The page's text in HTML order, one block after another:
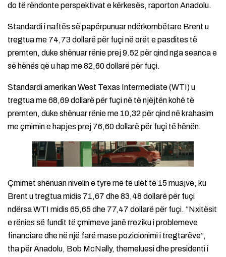
do të rëndonte perspektivat e kërkesës, raporton Anadolu.
Standardi i naftës së papërpunuar ndërkombëtare Brent u
tregtua me 74,73 dollarë për fuçi në orët e pasdites të
premten, duke shënuar rënie prej 9.52 për qind nga seanca e
së hënës që u hap me 82,60 dollarë për fuçi.
Standardi amerikan West Texas Intermediate (WTI) u
tregtua me 68,69 dollarë për fuçi në të njëjtën kohë të
premten, duke shënuar rënie me 10,32 për qind në krahasim
me çmimin e hapjes prej 76,60 dollarë për fuçi të hënën.
Çmimet shënuan nivelin e tyre më të ulët të 15 muajve, ku
Brent u tregtua midis 71,67 dhe 83,48 dollarë për fuçi
ndërsa WTI midis 65,65 dhe 77,47 dollarë për fuçi. “Nxitësit
e rënies së fundit të çmimeve janë rreziku i problemeve
financiare dhe në një farë mase pozicionimi i tregtarëve”,
tha për Anadolu, Bob McNally, themeluesi dhe presidenti i